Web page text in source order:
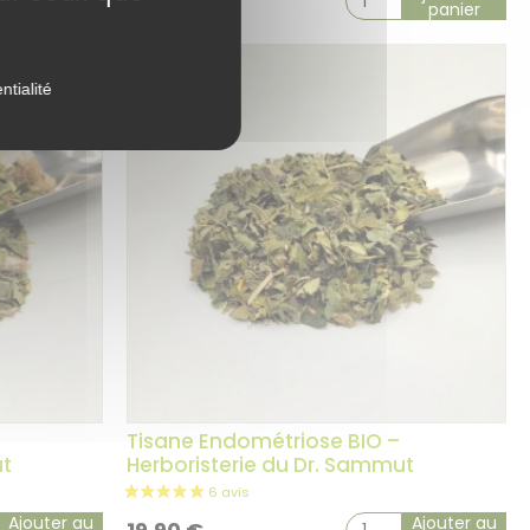
panier
Ajouter au
Tisane Endométriose BIO –
Herboristerie du Dr. Sammut
Ajouter au